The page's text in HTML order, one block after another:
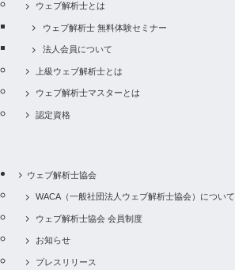
ウェブ解析士とは
ウェブ解析士 無料体験セミナー
法人会員について
上級ウェブ解析士とは
ウェブ解析士マスターとは
認定資格
ウェブ解析士協会
WACA（一般社団法人ウェブ解析士協会）について
ウェブ解析士協会 会員制度
お知らせ
プレスリリース